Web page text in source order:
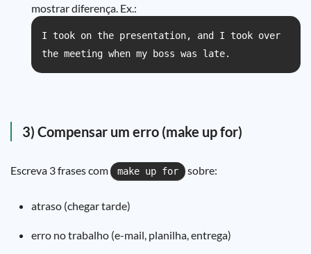
mostrar diferença. Ex.:
I took on the presentation, and I took over
the meeting when my boss was late.
3) Compensar um erro (make up for)
Escreva 3 frases com make up for sobre:
atraso (chegar tarde)
erro no trabalho (e-mail, planilha, entrega)